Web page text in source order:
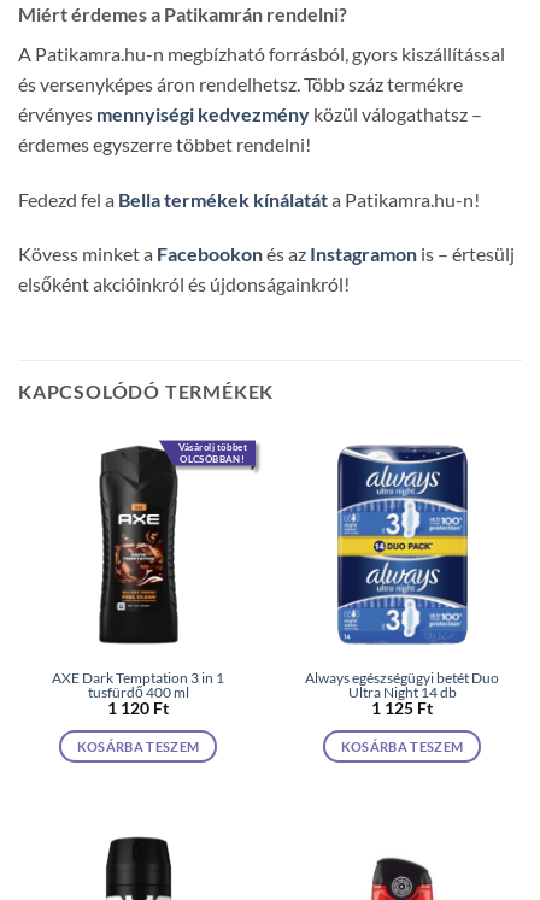
Miért érdemes a Patikamrán rendelni?
A Patikamra.hu-n megbízható forrásból, gyors kiszállítással
és versenyképes áron rendelhetsz. Több száz termékre
érvényes mennyiségi kedvezmény közül válogathatsz –
érdemes egyszerre többet rendelni!
Fedezd fel a Bella termékek kínálatáta Patikamra.hu-n!
Kövess minket a Facebookonés az Instagramon is – értesülj
elsőként akcióinkról és újdonságainkról!
KAPCSOLÓDÓ TERMÉKEK
Vásárolj többet
OLCSÓBBAN!
AXE Dark Temptation 3 in 1
tusfürdő 400 ml
1 120 Ft
KOSÁRBA TESZEM
Always egészségügyi betét Duo
Ultra Night 14 db
1 125 Ft
KOSÁRBA TESZEM